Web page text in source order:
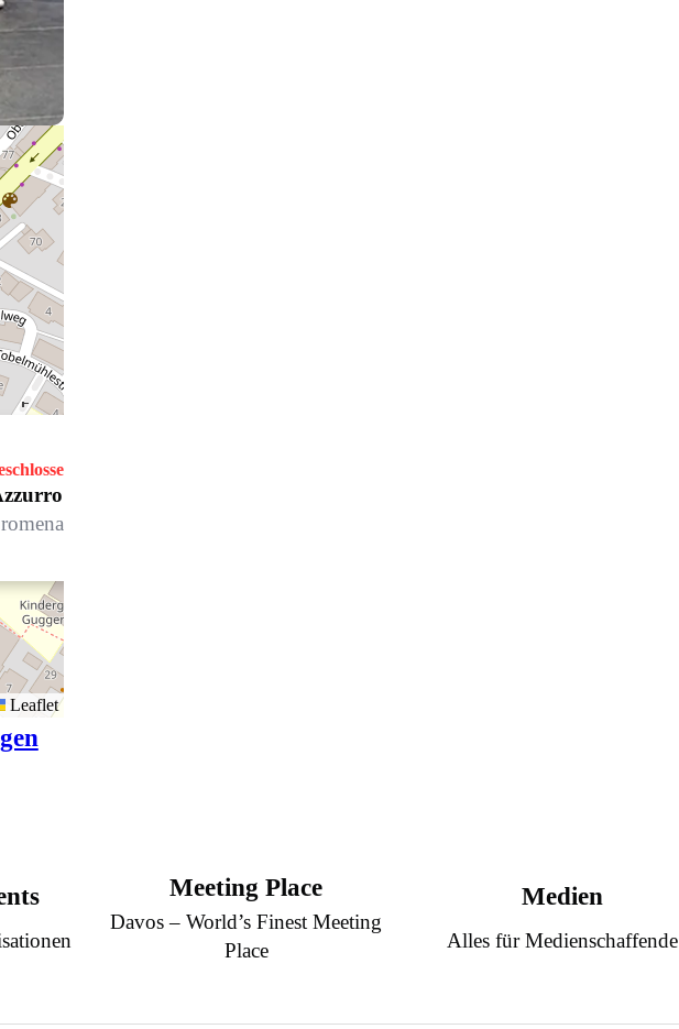
Sportboutique
63, 7270 Davos Platz
Leaflet
Meeting Place
Davos – World’s Finest Meeting
Place
Medien
Alles für Medienschaffende